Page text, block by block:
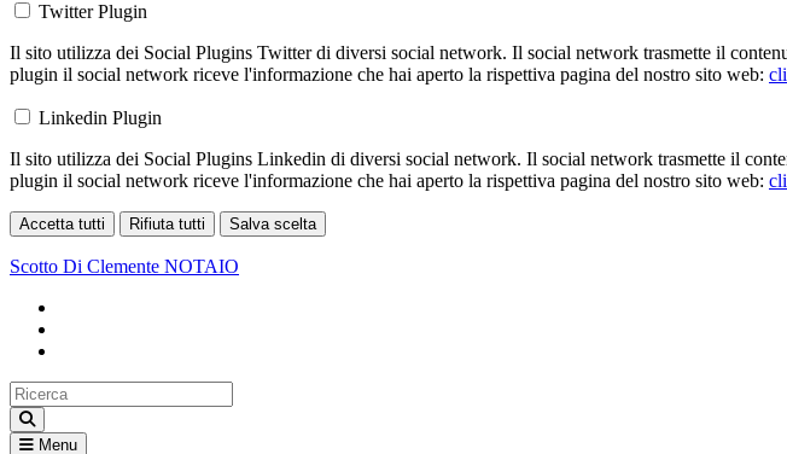
Twitter Plugin
Il sito utilizza dei Social Plugins Twitter di diversi social network. Il social network trasmette il
plugin il social network riceve l'informazione che hai aperto la rispettiva pagina del nostro sito web:
Linkedin Plugin
Il sito utilizza dei Social Plugins Linkedin di diversi social network. Il social network trasmette il
plugin il social network riceve l'informazione che hai aperto la rispettiva pagina del nostro sito web:
Accetta tutti Rifiuta tutti Salva scelta
Scotto Di Clemente NOTAIO
Menu